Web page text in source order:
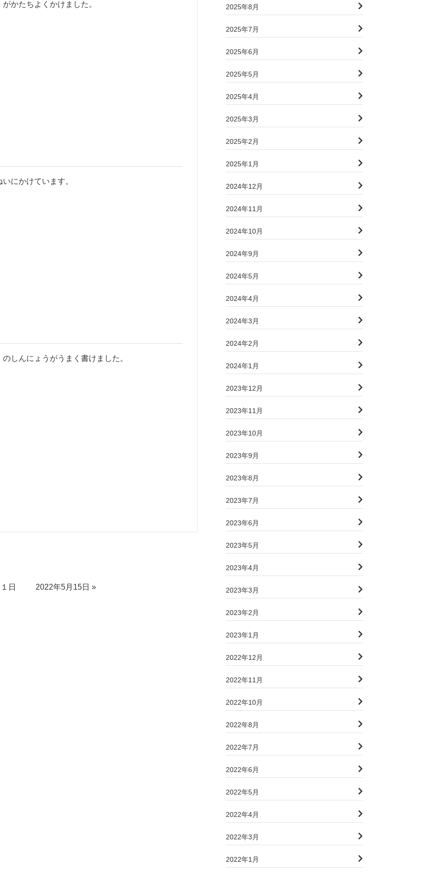
がかたちよくかけました。
いにかけています。
のしんにょうがうまく書けました。
日 2022年5月15日 »
2025年8月
2025年7月
2025年6月
2025年5月
2025年4月
2025年3月
2025年2月
2025年1月
2024年12月
2024年11月
2024年10月
2024年9月
2024年5月
2024年4月
2024年3月
2024年2月
2024年1月
2023年12月
2023年11月
2023年10月
2023年9月
2023年8月
2023年7月
2023年6月
2023年5月
2023年4月
2023年3月
2023年2月
2023年1月
2022年12月
2022年11月
2022年10月
2022年8月
2022年7月
2022年6月
2022年5月
2022年4月
2022年3月
2022年1月